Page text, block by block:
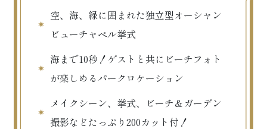
空、海、緑に囲まれた独立型オーシャン
ビューチャペル挙式
海まで10秒！ゲストと共にビーチフォト
が楽しめるパークロケーション
メイクシーン、挙式、ビーチ＆ガーデン
撮影などたっぷり200カット付！